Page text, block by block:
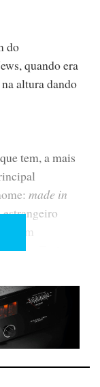
do
quando era
altura dando
tem, a mais
made in
estrangeiro
um
E não